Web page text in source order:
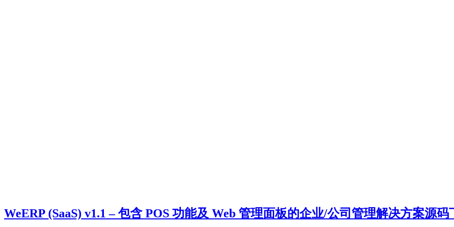
WeERP (SaaS) v1.1 – 包含 POS 功能及 Web 管理面板的企业/公司管理解决方案源码